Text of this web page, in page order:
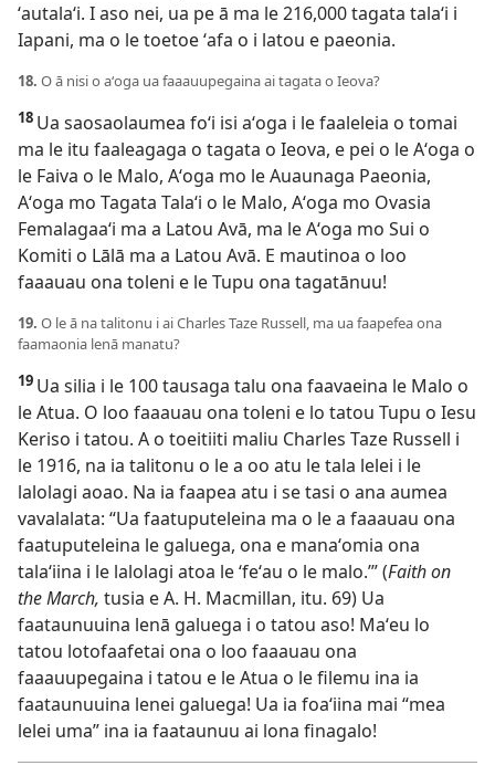
ʻautalaʻi. I aso nei, ua pe ā ma le 216,000 tagata talaʻi i
Iapani, ma o le toetoe ʻafa o i latou e paeonia.
18. O ā nisi o aʻoga ua faaauupegaina ai tagata o Ieova?
18 Ua saosaolaumea foʻi isi aʻoga i le faaleleia o tomai
ma le itu faaleagaga o tagata o Ieova, e pei o le Aʻoga o
le Faiva o le Malo, Aʻoga mo le Auaunaga Paeonia,
Aʻoga mo Tagata Talaʻi o le Malo, Aʻoga mo Ovasia
Femalagaaʻi ma a Latou Avā, ma le Aʻoga mo Sui o
Komiti o Lālā ma a Latou Avā. E mautinoa o loo
faaauau ona toleni e le Tupu ona tagatānuu!
19. O le ā na talitonu i ai Charles Taze Russell, ma ua faapefea ona
faamaonia lenā manatu?
19 Ua silia i le 100 tausaga talu ona faavaeina le Malo o
le Atua. O loo faaauau ona toleni e lo tatou Tupu o Iesu
Keriso i tatou. A o toeitiiti maliu Charles Taze Russell i
le 1916, na ia talitonu o le a oo atu le tala lelei i le
lalolagi aoao. Na ia faapea atu i se tasi o ana aumea
vavalalata: “Ua faatuputeleina ma o le a faaauau ona
faatuputeleina le galuega, ona e manaʻomia ona
talaʻiina i le lalolagi atoa le ʻfeʻau o le malo.’” (Faith on
the March, tusia e A. H. Macmillan, itu. 69) Ua
faataunuuina lenā galuega i o tatou aso! Maʻeu lo
tatou lotofaafetai ona o loo faaauau ona
faaauupegaina i tatou e le Atua o le filemu ina ia
faataunuuina lenei galuega! Ua ia foaʻiina mai “mea
lelei uma” ina ia faataunuu ai lona finagalo!